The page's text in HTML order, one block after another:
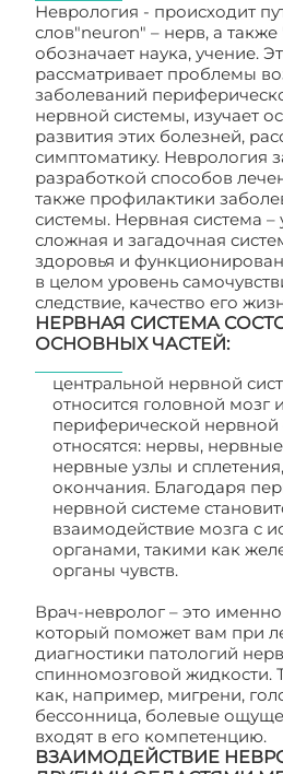
Неврология - происходит
слов"neuron" – нерв, а также
обозначает наука, учение.
рассматривает проблемы
заболеваний
нервной системы, изучает
развития этих болезней,
симптоматику. Неврология
разработкой способов
также профилактики
системы. Нервная система –
сложная и загадочная
здоровья и
в целом уровень
следствие, качество его
НЕРВНАЯ СИСТЕМА
ОСНОВНЫХ ЧАСТЕЙ:
центральной нервной
относится головной мозг
периферической нервной
относятся: нервы,
нервные узлы и
окончания. Благодаря
нервной системе
взаимодействие мозга с
органами, такими как
органы чувств.
Врач-невролог – это именно
который поможет вам при
диагностики патологий
спинномозговой жидкости.
как, например, мигрени,
бессонница, болевые
входят в его компетенцию.
ВЗАИМОДЕЙСТВИЕ